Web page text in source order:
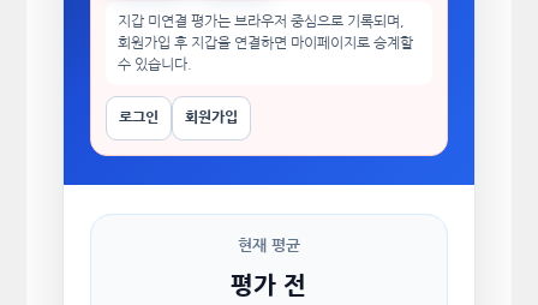
지갑 미연결 평가는 브라우저 중심으로 기록되며,
회원가입 후 지갑을 연결하면 마이페이지로 승계할
수 있습니다.
로그인 회원가입
현재 평균
평가 전